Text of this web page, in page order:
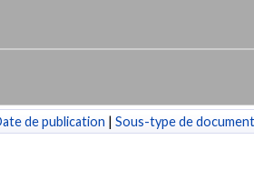
de publication | Sous-type de document